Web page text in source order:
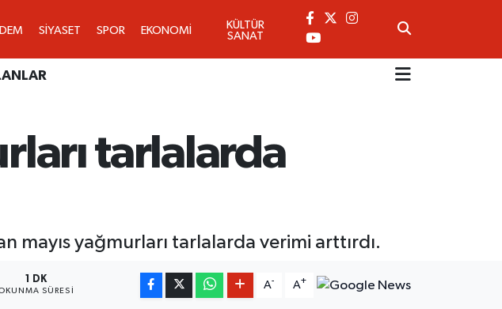
SİYASET SPOR EKONOMİ
KÜLTÜR
SANAT
tarlalarda
mayıs yağmurları tarlalarda verimi arttırdı.
1 DK
SÜRESI
A- A+